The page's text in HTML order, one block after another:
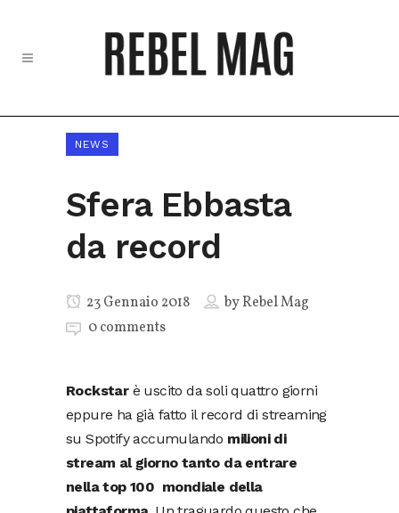
NEWS
Sfera Ebbasta
da record
23 Gennaio 2018 byRebel Mag
0 comments
Rockstarè uscito da soli quattro giorni
eppure ha già fatto il record di streaming
su Spotify accumulando milioni di
stream al giorno tanto da entrare
nella top 100 mondiale della